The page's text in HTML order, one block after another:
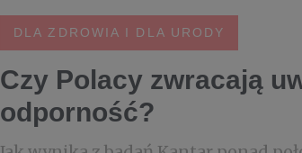
DLA ZDROWIA I DLA URODY
Czy Polacy zwracają
odporność?